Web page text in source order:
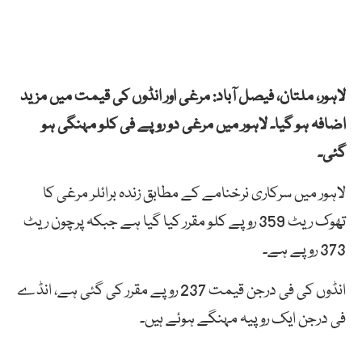
لاہور، ملتان، فیصل آباد: مرغی اور انڈوں کی قیمت میں مزید
اضافہ ہو گیا۔ لاہور میں مرغی دو روپے فی کلو مہنگی ہو
گئی۔
لاہور میں سرکاری نرخنامے کے مطابق زندہ برائلر مرغی کا
تھوک ریٹ 359 روپے کلو مقرر کیا گیا ہے جبکہ پرچون ریٹ
373 روپے ہے۔
انڈوں کی فی درجن قیمت 237 روپے مقرر کی گئی ہے، انڈے
فی درجن ایک روپیہ مہنگے ہوئے ہیں۔